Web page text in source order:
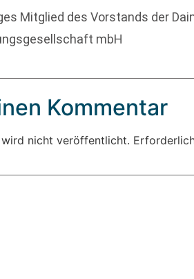
Mitglied des Vorstands der
mbH
Kommentar
nicht veröffentlicht.